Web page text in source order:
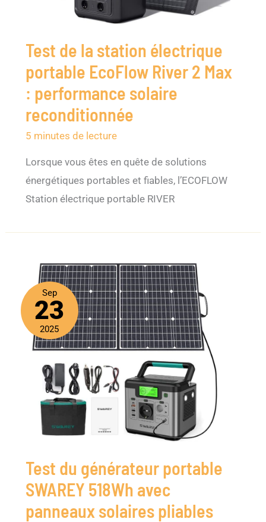
Test de la station électrique
portable EcoFlow River 2 Max
: performance solaire
reconditionnée
5 minutes de lecture
Lorsque vous êtes en quête de solutions
énergétiques portables et fiables, l’ECOFLOW
Station électrique portable RIVER
Sep
23
2025
Test du générateur portable
SWAREY 518Wh avec
panneaux solaires pliables